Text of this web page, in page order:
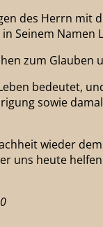
des Herrn
Seinem Namen
zum Glauben
bedeutet,
sowie
wieder
uns heute